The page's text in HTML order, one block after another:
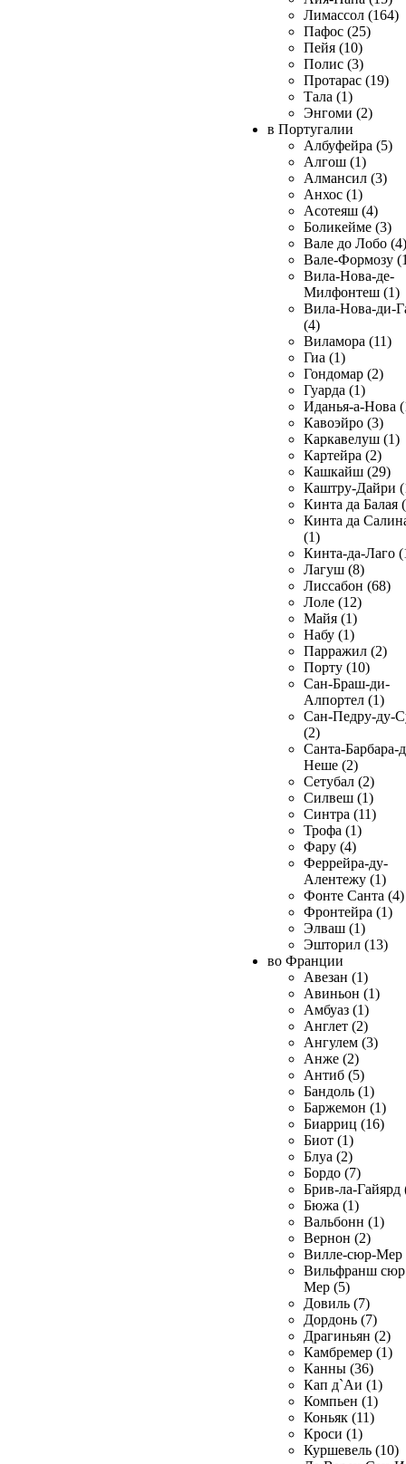
Лимассол (164)
Пафос (25)
Пейя (10)
Полис (3)
Протарас (19)
Тала (1)
Энгоми (2)
в Португалии
Албуфейра (5)
Алгош (1)
Алмансил (3)
Анхос (1)
Асотеяш (4)
Боликейме (3)
Вале до Лобо (4)
Вале-Формозу
Вила-Нова-де-
Милфонтеш (1)
Вила-Нова-ди-
(4)
Виламора (11)
Гиа (1)
Гондомар (2)
Гуарда (1)
Иданья-а-Нова
Кавоэйро (3)
Каркавелуш (1)
Картейра (2)
Кашкайш (29)
Каштру-Дайри
Кинта да Балая
Кинта да
(1)
Кинта-да-Лаго
Лагуш (8)
Лиссабон (68)
Лоле (12)
Майя (1)
Набу (1)
Парражил (2)
Порту (10)
Сан-Браш-ди-
Алпортел (1)
Сан-Педру-ду-
(2)
Санта-Барбара-
Неше (2)
Сетубал (2)
Силвеш (1)
Синтра (11)
Трофа (1)
Фару (4)
Феррейра-ду-
Алентежу (1)
Фонте Санта (4)
Фронтейра (1)
Элваш (1)
Эшторил (13)
во Франции
Авезан (1)
Авиньон (1)
Амбуаз (1)
Англет (2)
Ангулем (3)
Анже (2)
Антиб (5)
Бандоль (1)
Баржемон (1)
Биарриц (16)
Биот (1)
Блуа (2)
Бордо (7)
Брив-ла-Гайярд
Бюжа (1)
Вальбонн (1)
Вернон (2)
Вилле-сюр-Мер
Вильфранш сюр
Мер (5)
Довиль (7)
Дордонь (7)
Драгиньян (2)
Камбремер (1)
Канны (36)
Кап д`Аи (1)
Компьен (1)
Коньяк (11)
Кроси (1)
Куршевель (10)